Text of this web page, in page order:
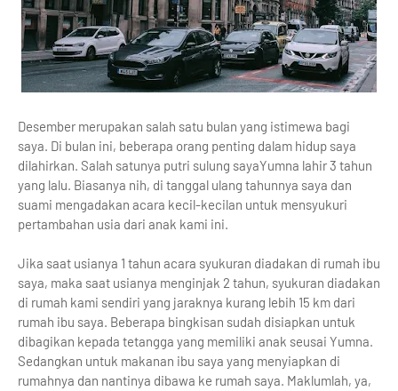
Desember merupakan salah satu bulan yang istimewa bagi
saya. Di bulan ini, beberapa orang penting dalam hidup saya
dilahirkan. Salah satunya putri sulung sayaYumna lahir 3 tahun
yang lalu. Biasanya nih, di tanggal ulang tahunnya saya dan
suami mengadakan acara kecil-kecilan untuk mensyukuri
pertambahan usia dari anak kami ini.
Jika saat usianya 1 tahun acara syukuran diadakan di rumah ibu
saya, maka saat usianya menginjak 2 tahun, syukuran diadakan
di rumah kami sendiri yang jaraknya kurang lebih 15 km dari
rumah ibu saya. Beberapa bingkisan sudah disiapkan untuk
dibagikan kepada tetangga yang memiliki anak seusai Yumna.
Sedangkan untuk makanan ibu saya yang menyiapkan di
rumahnya dan nantinya dibawa ke rumah saya. Maklumlah, ya,